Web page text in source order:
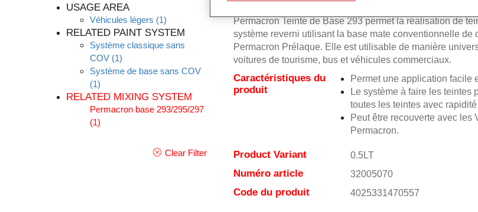
USAGE AREA
Véhicules légers (1)
RELATED PAINT SYSTEM
Système classique sans
COV (1)
Système de base sans COV
(1)
RELATED MIXING SYSTEM
Permacron base 293/295/297
(1)
Clear Filter
Permacron Teinte de Base 293 permet la réalisation de
système reverni utilisant la base mate conventionnelle de
Permacron Prélaque. Elle est utilisable de manière
voitures de tourisme, bus et véhicules commerciaux.
Caractéristiques du
produit
Permet une application facile
Le système à faire les teintes
toutes les teintes avec
Peut être recouverte avec les
Permacron.
Product Variant 0.5LT
Numéro article 32005070
Code du produit 4025331470557